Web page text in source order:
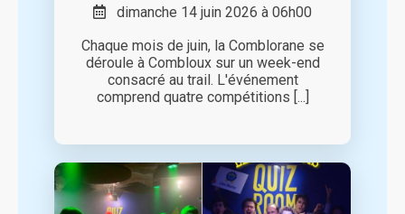
dimanche 14 juin 2026 à 06h00
Chaque mois de juin, la Comblorane se
déroule à Combloux sur un week-end
consacré au trail. L'événement
comprend quatre compétitions [...]